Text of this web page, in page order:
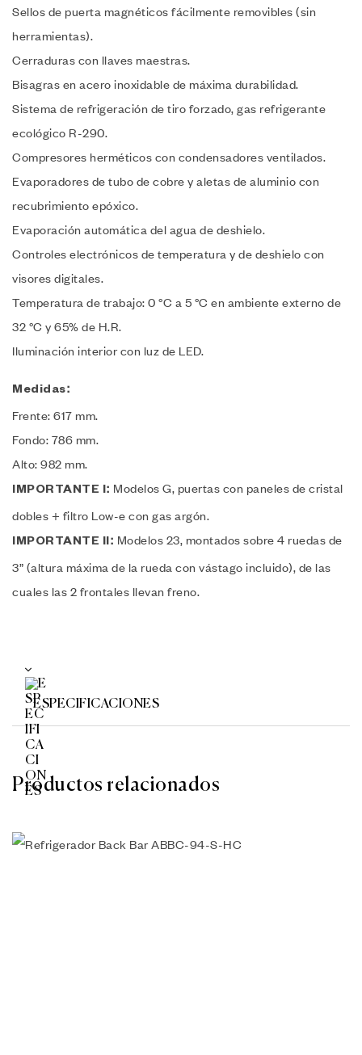
Sellos de puerta magnéticos fácilmente removibles (sin
herramientas).
Cerraduras con llaves maestras.
Bisagras en acero inoxidable de máxima durabilidad.
Sistema de refrigeración de tiro forzado, gas refrigerante
ecológico R-290.
Compresores herméticos con condensadores ventilados.
Evaporadores de tubo de cobre y aletas de aluminio con
recubrimiento epóxico.
Evaporación automática del agua de deshielo.
Controles electrónicos de temperatura y de deshielo con
visores digitales.
Temperatura de trabajo: 0 °C a 5 °C en ambiente externo de
32 °C y 65% de H.R.
Iluminación interior con luz de LED.
Medidas:
Frente: 617 mm.
Fondo: 786 mm.
Alto: 982 mm.
IMPORTANTE I: Modelos G, puertas con paneles de cristal
dobles + filtro Low-e con gas argón.
IMPORTANTE II: Modelos 23, montados sobre 4 ruedas de
3” (altura máxima de la rueda con vástago incluido), de las
cuales las 2 frontales llevan freno.
ESPECIFICACIONES
Productos relacionados